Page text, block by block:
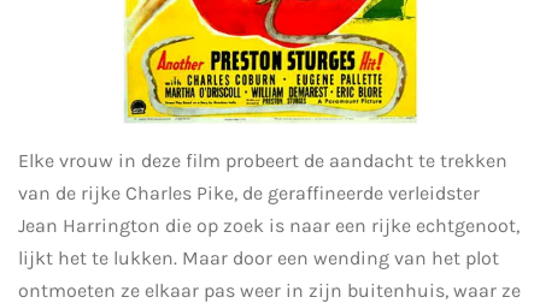
Elke vrouw in deze film probeert de aandacht te trekken
van de rijke Charles Pike, de geraffineerde verleidster
Jean Harrington die op zoek is naar een rijke echtgenoot,
lijkt het te lukken. Maar door een wending van het plot
ontmoeten ze elkaar pas weer in zijn buitenhuis, waar ze